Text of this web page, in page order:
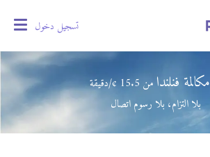
تسجيل دخول
مكالمة فنلندا من 15.5 ¢/دقيقة
بلا التزام، بلا رسوم اتصال